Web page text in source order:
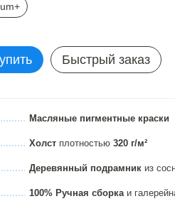
Быстрый заказ
Масляные пигментные краски
Холстплотностью 320 г/м²
Деревянный подрамникиз
100% Ручная сборкаи